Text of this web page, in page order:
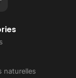
naturelles